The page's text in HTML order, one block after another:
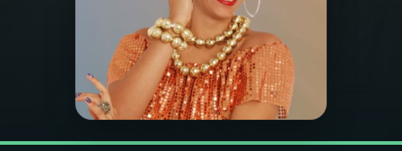
PODCASTS
VIDEOCASTS
07